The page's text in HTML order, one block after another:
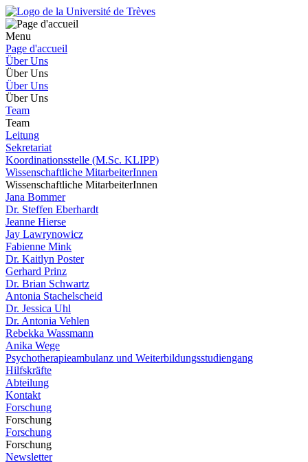
Menu
Page d'accueil
Über Uns
Über Uns
Über Uns
Über Uns
Team
Team
Leitung
Sekretariat
Koordinationsstelle (M.Sc. KLIPP)
Wissenschaftliche MitarbeiterInnen
Wissenschaftliche MitarbeiterInnen
Jana Bommer
Dr. Steffen Eberhardt
Jeanne Hierse
Jay Lawrynowicz
Fabienne Mink
Dr. Kaitlyn Poster
Gerhard Prinz
Dr. Brian Schwartz
Antonia Stachelscheid
Dr. Jessica Uhl
Dr. Antonia Vehlen
Rebekka Wassmann
Anika Wege
Psychotherapieambulanz und Weiterbildungsstudiengang
Hilfskräfte
Abteilung
Kontakt
Forschung
Forschung
Forschung
Forschung
Newsletter